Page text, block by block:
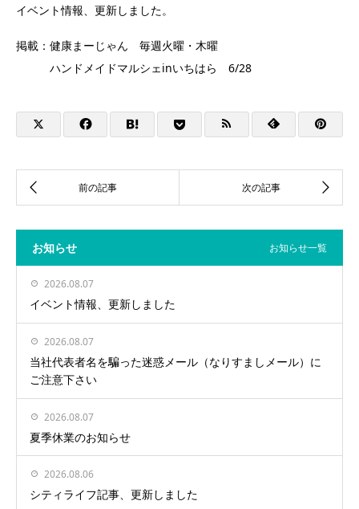
イベント情報、更新しました。
掲載：健康まーじゃん 毎週火曜・木曜
ハンドメイドマルシェinいちはら 6/28
お知らせ お知らせ一覧
2026.08.07
イベント情報、更新しました
2026.08.07
当社代表者名を騙った迷惑メール（なりすましメール）に
ご注意下さい
2026.08.07
夏季休業のお知らせ
2026.08.06
シティライフ記事、更新しました